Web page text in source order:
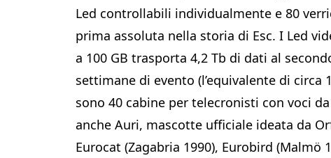
Led controllabili individualmente e 80
prima assoluta nella storia di Esc. I Led
a 100 GB trasporta 4,2 Tb di dati al
settimane di evento (l’equivalente di circa
sono 40 cabine per telecronisti con voci
anche Auri, mascotte ufficiale ideata da
Eurocat (Zagabria 1990), Eurobird (Malmö